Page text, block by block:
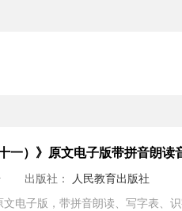
一）》原文电子版带拼音朗读
出版社： 人民教育出版社
电子版，带拼音朗读、写字表